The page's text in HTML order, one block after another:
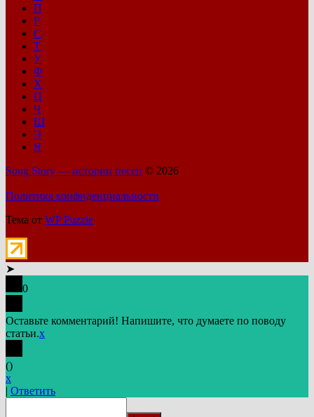
П
Р
С
Т
У
Ф
Х
Ц
Ч
Ш
Э
Я
Song Story — истории песен © 2026
Политика конфиденциальности
Тема от WP Puzzle
➤
0
Оставьте комментарий! Напишите, что думаете по поводу
статьи.x
()
x
| Ответить